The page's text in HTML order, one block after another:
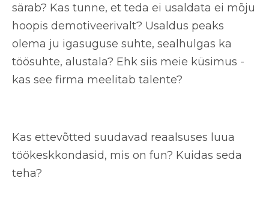
särab? Kas tunne, et teda ei usaldata ei mõju
hoopis demotiveerivalt? Usaldus peaks
olema ju igasuguse suhte, sealhulgas ka
töösuhte, alustala? Ehk siis meie küsimus -
kas see firma meelitab talente?
Kas ettevõtted suudavad reaalsuses luua
töökeskkondasid, mis on fun? Kuidas seda
teha?